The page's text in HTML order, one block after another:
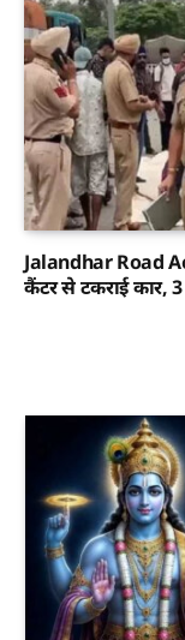
Jalandhar Road
कैंटर से टकराई कार,